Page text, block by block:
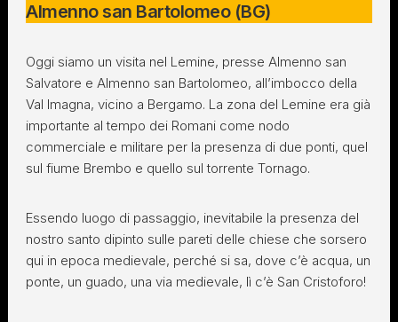
Almenno san Bartolomeo (BG)
Oggi siamo un visita nel Lemine, presse Almenno san
Salvatore e Almenno san Bartolomeo, all’imbocco della
Val Imagna, vicino a Bergamo. La zona del Lemine era già
importante al tempo dei Romani come nodo
commerciale e militare per la presenza di due ponti, quel
sul fiume Brembo e quello sul torrente Tornago.
Essendo luogo di passaggio, inevitabile la presenza del
nostro santo dipinto sulle pareti delle chiese che sorsero
qui in epoca medievale, perché si sa, dove c’è acqua, un
ponte, un guado, una via medievale, lì c’è San Cristoforo!